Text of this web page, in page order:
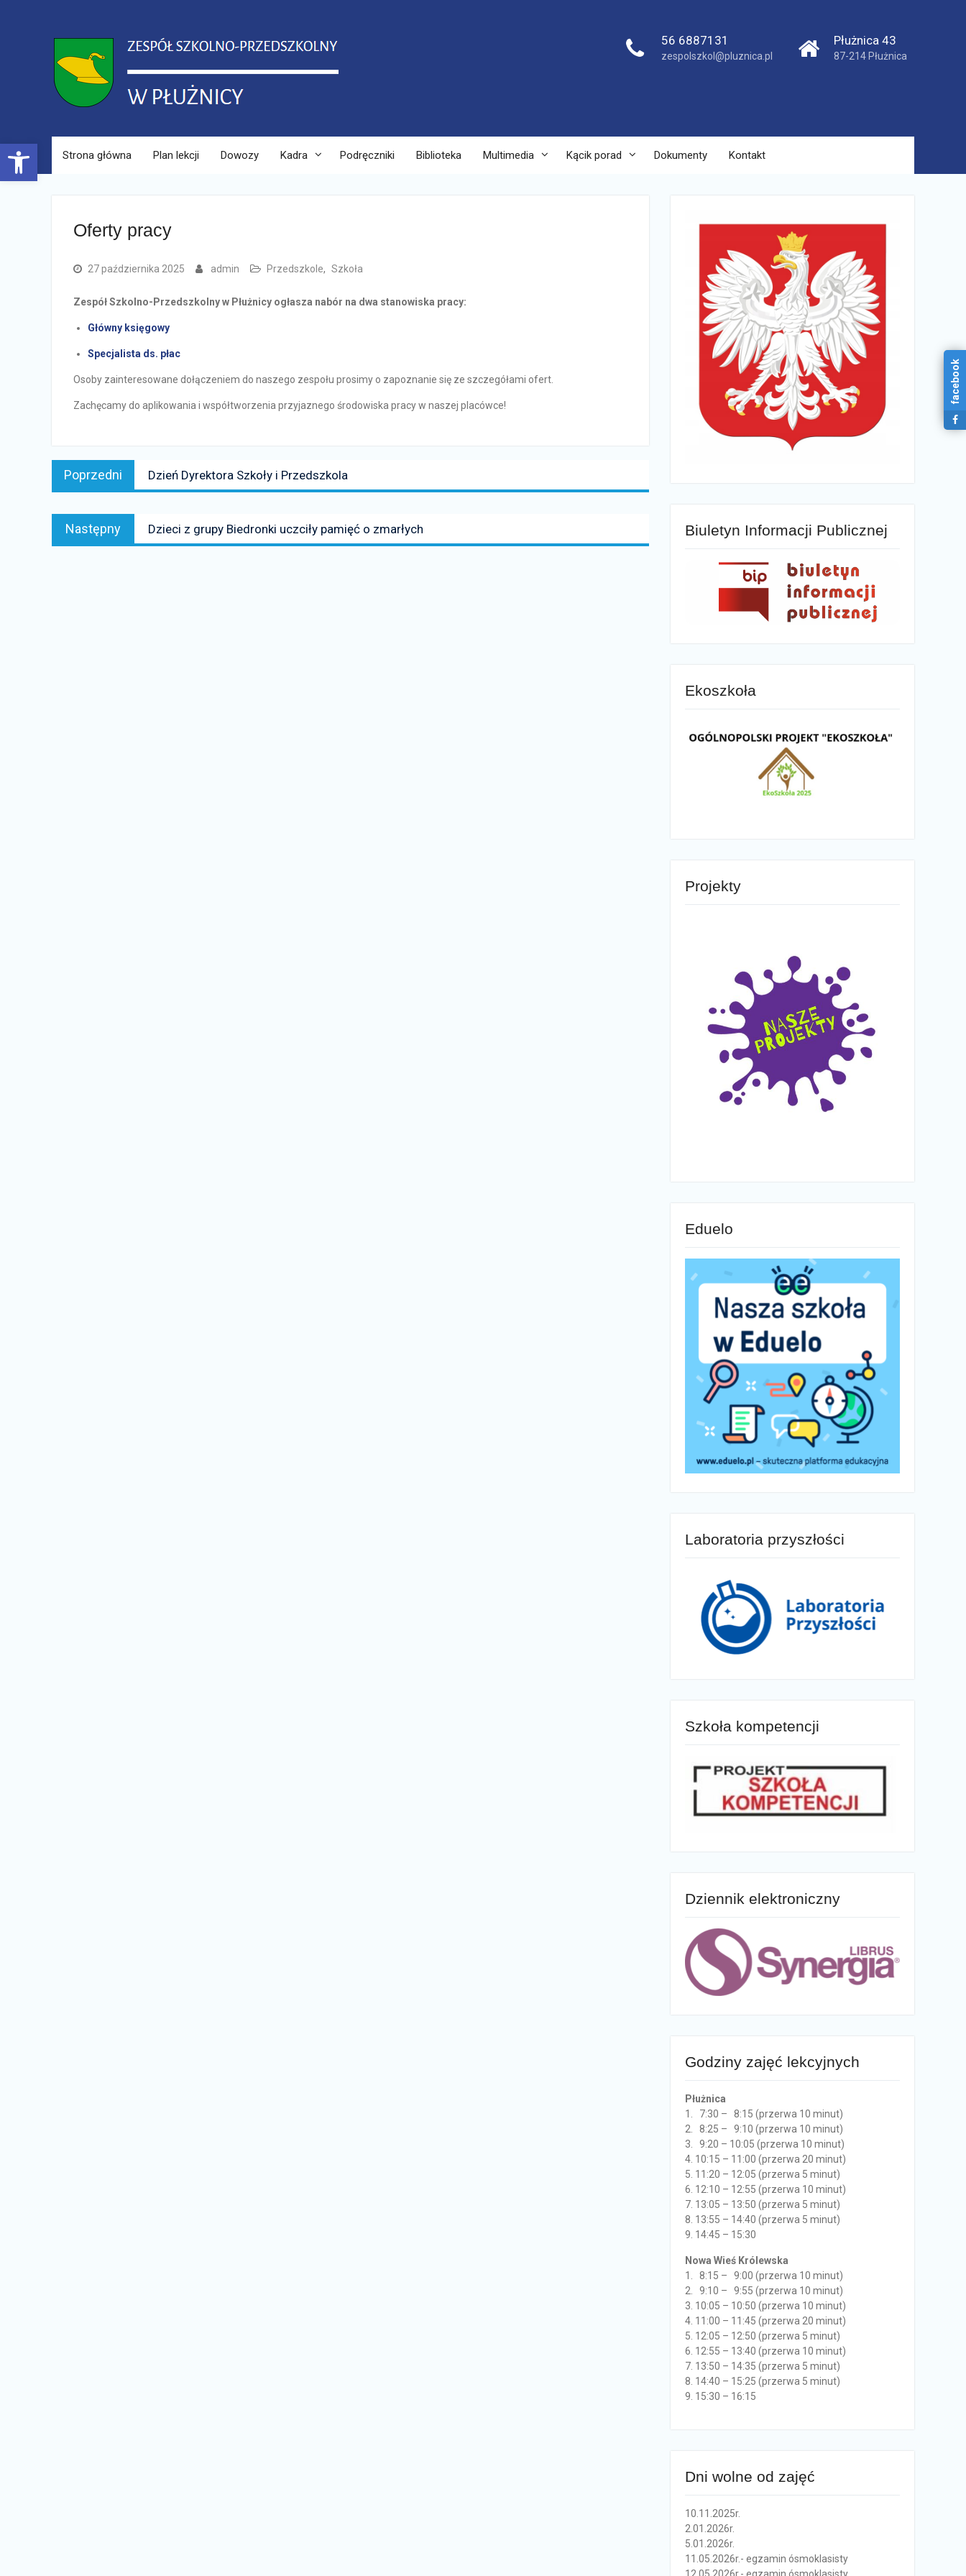
Open toolbar
56 6887131
zespolszkol@pluznica.pl
Płużnica 43
87-214 Płużnica
Strona główna Plan lekcji Dowozy Kadra Podręczniki Biblioteka Multimedia Kącik porad Dokumenty Kontakt
Oferty pracy
27 października 2025 admin Przedszkole, Szkoła
Zespół Szkolno-Przedszkolny w Płużnicy ogłasza nabór na dwa stanowiska pracy:
Główny księgowy
Specjalista ds. płac
Osoby zainteresowane dołączeniem do naszego zespołu prosimy o zapoznanie się ze szczegółami ofert.
Zachęcamy do aplikowania i współtworzenia przyjaznego środowiska pracy w naszej placówce!
Nawigacja
wpisu
Poprzedni
Poprzedni
news:
Dzień Dyrektora Szkoły i Przedszkola
Następny
news:
Dzieci z grupy Biedronki uczciły pamięć o zmarłych Biuletyn Informacji Publicznej
Ekoszkoła
Projekty
Eduelo
Laboratoria przyszłości
Szkoła kompetencji
Dziennik elektroniczny
Godziny zajęć lekcyjnych
Płużnica
1. 7:30 – 8:15 (przerwa 10 minut)
2. 8:25 – 9:10 (przerwa 10 minut)
3. 9:20 – 10:05 (przerwa 10 minut)
4. 10:15 – 11:00 (przerwa 20 minut)
5. 11:20 – 12:05 (przerwa 5 minut)
6. 12:10 – 12:55 (przerwa 10 minut)
7. 13:05 – 13:50 (przerwa 5 minut)
8. 13:55 – 14:40 (przerwa 5 minut)
9. 14:45 – 15:30
Nowa Wieś Królewska
1. 8:15 – 9:00 (przerwa 10 minut)
2. 9:10 – 9:55 (przerwa 10 minut)
3. 10:05 – 10:50 (przerwa 10 minut)
4. 11:00 – 11:45 (przerwa 20 minut)
5. 12:05 – 12:50 (przerwa 5 minut)
6. 12:55 – 13:40 (przerwa 10 minut)
7. 13:50 – 14:35 (przerwa 5 minut)
8. 14:40 – 15:25 (przerwa 5 minut)
9. 15:30 – 16:15
Dni wolne od zajęć
10.11.2025r.
2.01.2026r.
5.01.2026r.
11.05.2026r.- egzamin ósmoklasisty
facebook